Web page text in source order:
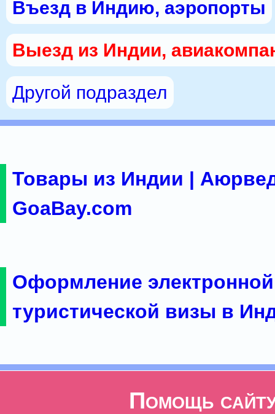
Въезд в Индию, аэропорты
Выезд из Индии,
Другой подраздел
Товары из Индии |
GoaBay.com
Оформление электронной
туристической визы в
Помощь